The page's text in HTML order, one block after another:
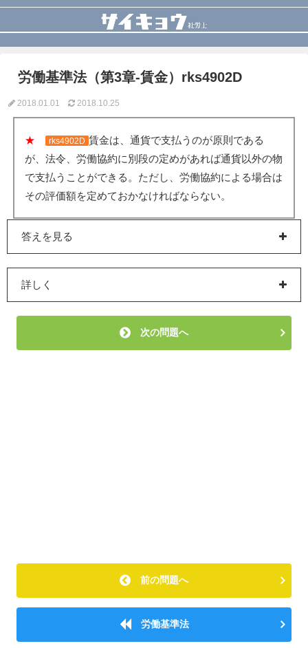
労働基準法（第3章-賃金）rks4902D
2018.01.01 2018.10.25
★ rks4902D 賃金は、通貨で支払うのが原則である
が、法令、労働協約に別段の定めがあれば通貨以外の物
で支払うことができる。ただし、労働協約による場合は
その評価額を定めておかなければならない。
答えを見る
詳しく
次の問題へ
前の問題へ
労働基準法